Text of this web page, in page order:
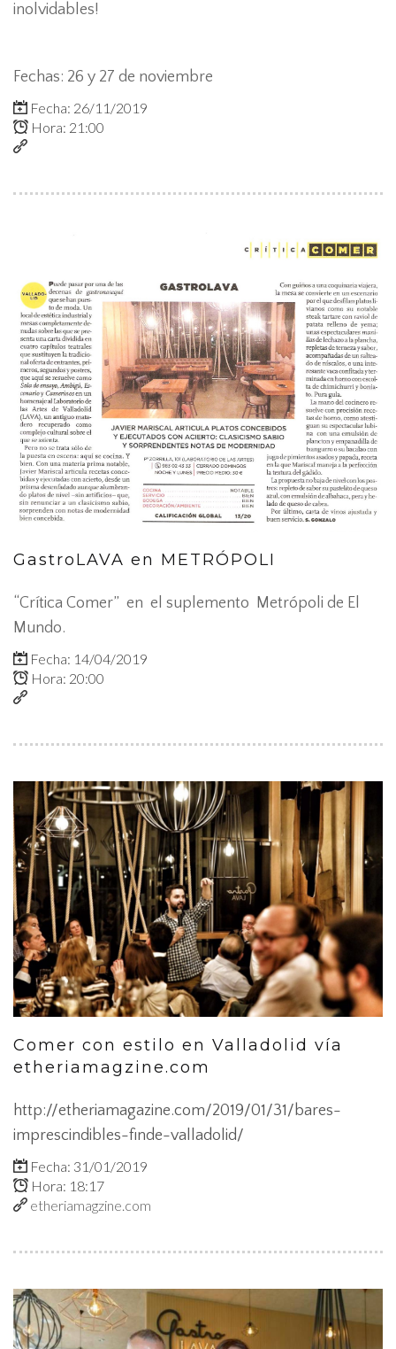
inolvidables!
Fechas: 26 y 27 de noviembre
Fecha: 26/11/2019
Hora: 21:00
GastroLAVA en METRÓPOLI
“Crítica Comer” en el suplemento Metrópoli de El
Mundo.
Fecha: 14/04/2019
Hora: 20:00
Comer con estilo en Valladolid vía
etheriamagzine.com
http://etheriamagazine.com/2019/01/31/bares-
imprescindibles-finde-valladolid/
Fecha: 31/01/2019
Hora: 18:17
etheriamagzine.com